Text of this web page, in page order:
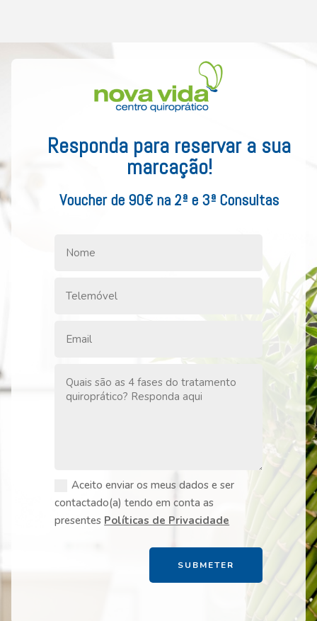
Responda para reservar a sua
marcação!
Voucher de 90€ na 2ª e 3ª Consultas
Aceito enviar os meus dados e ser
contactado(a) tendo em conta as
presentes Políticas de Privacidade
SUBMETER